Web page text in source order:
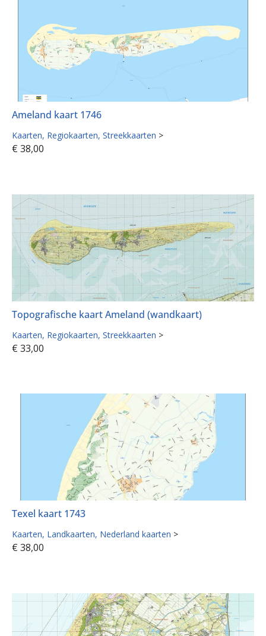
Ameland kaart 1746
Kaarten Regiokaarten Streekkaarten >
€ 38,00
Topografische kaart Ameland (wandkaart)
Kaarten Regiokaarten Streekkaarten >
€ 33,00
Texel kaart 1743
Kaarten Landkaarten Nederland kaarten >
€ 38,00